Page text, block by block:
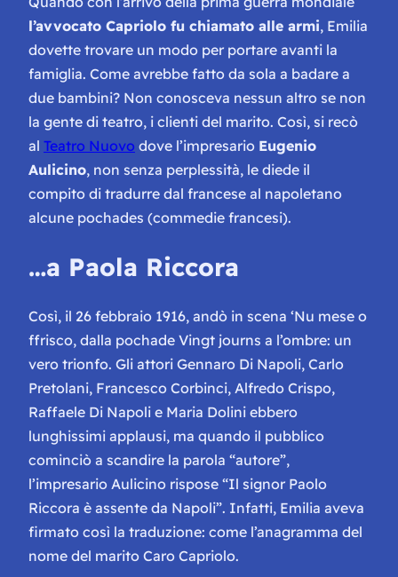
l’avvocato Capriolo fu chiamato alle armi, Emilia
dovette trovare un modo per portare avanti la
famiglia. Come avrebbe fatto da sola a badare a
due bambini? Non conosceva nessun altro se non
la gente di teatro, i clienti del marito. Così, si recò
al Teatro Nuovo dove l’impresario Eugenio
Aulicino, non senza perplessità, le diede il
compito di tradurre dal francese al napoletano
alcune pochades (commedie francesi).
…a Paola Riccora
Così, il 26 febbraio 1916, andò in scena ‘Nu mese o
ffrisco, dalla pochade Vingt journs a l’ombre: un
vero trionfo. Gli attori Gennaro Di Napoli, Carlo
Pretolani, Francesco Corbinci, Alfredo Crispo,
Raffaele Di Napoli e Maria Dolini ebbero
lunghissimi applausi, ma quando il pubblico
cominciò a scandire la parola “autore”,
l’impresario Aulicino rispose “Il signor Paolo
Riccora è assente da Napoli”. Infatti, Emilia aveva
firmato così la traduzione: come l’anagramma del
nome del marito Caro Capriolo.